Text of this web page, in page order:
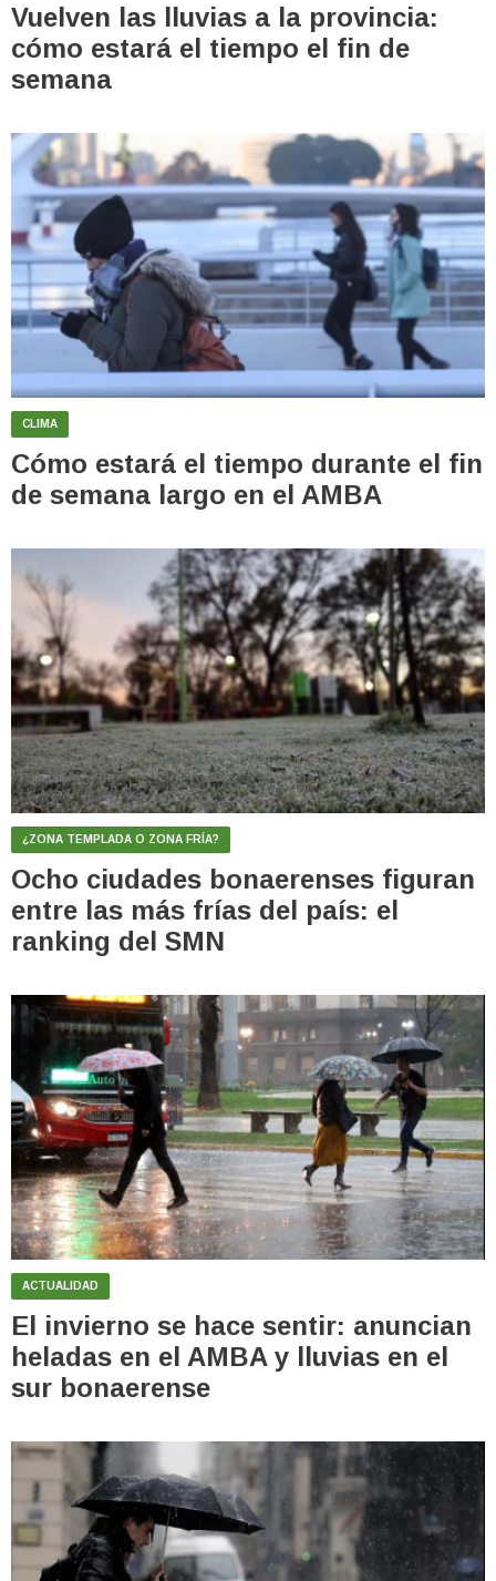
Vuelven las lluvias a la provincia:
cómo estará el tiempo el fin de
semana
CLIMA
Cómo estará el tiempo durante el fin
de semana largo en el AMBA
¿ZONA TEMPLADA O ZONA FRÍA?
Ocho ciudades bonaerenses figuran
entre las más frías del país: el
ranking del SMN
ACTUALIDAD
El invierno se hace sentir: anuncian
heladas en el AMBA y lluvias en el
sur bonaerense